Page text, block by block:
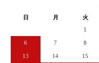
日 月 火
1
6 7 8
13 14 15